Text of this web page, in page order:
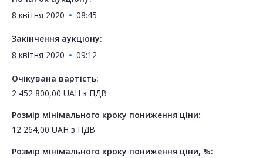
8 квітня 2020
08:45
Закінчення аукціону:
8 квітня 2020
09:12
Очікувана вартість:
2 452 800,00 UAH з ПДВ
Розмір мінімального кроку пониження ціни:
12 264,00 UAH з ПДВ
Розмір мінімального кроку пониження ціни, %: